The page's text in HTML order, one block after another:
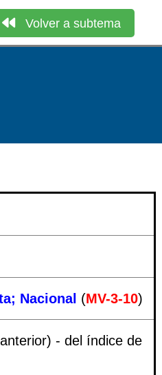
Volver a subtema
Nacional (MV-3-10)
- del índice de